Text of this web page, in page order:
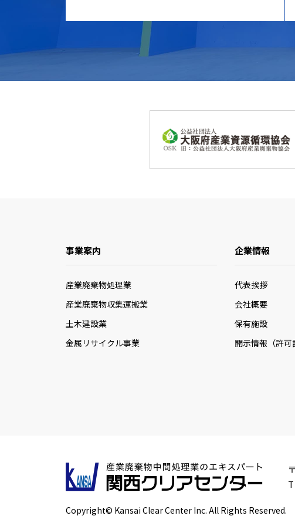
事業案内
産業廃棄物処理業
産業廃棄物収集運搬業
土木建設業
金属リサイクル事業
企業情報
代表挨拶
会社概要
保有施設
開示情報（許可
Copyright© Kansai Clear Center Inc. All Rights Reserved.